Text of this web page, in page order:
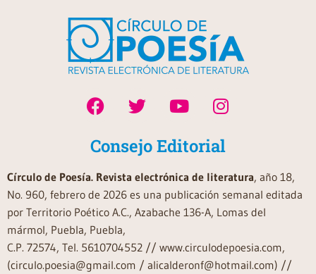
Consejo Editorial
Círculo de Poesía. Revista electrónica de literatura, año 18,
No. 960, febrero de 2026 es una publicación semanal editada
por Territorio Poético A.C., Azabache 136-A, Lomas del
mármol, Puebla, Puebla,
C.P. 72574, Tel. 5610704552 // www.circulodepoesia.com,
(circulo.poesia@gmail.com / alicalderonf@hotmail.com) //